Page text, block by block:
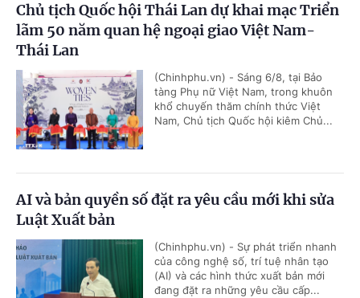
Chủ tịch Quốc hội Thái Lan dự khai mạc Triển
lãm 50 năm quan hệ ngoại giao Việt Nam-
Thái Lan
(Chinhphu.vn) - Sáng 6/8, tại Bảo
tàng Phụ nữ Việt Nam, trong khuôn
khổ chuyến thăm chính thức Việt
Nam, Chủ tịch Quốc hội kiêm Chủ...
AI và bản quyền số đặt ra yêu cầu mới khi sửa
Luật Xuất bản
(Chinhphu.vn) - Sự phát triển nhanh
của công nghệ số, trí tuệ nhân tạo
(AI) và các hình thức xuất bản mới
đang đặt ra những yêu cầu cấp...